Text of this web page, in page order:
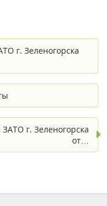
г. Зеленогорска
г. Зеленогорска
от…